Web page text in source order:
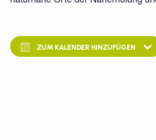
ZUM KALENDER HINZUFÜGEN